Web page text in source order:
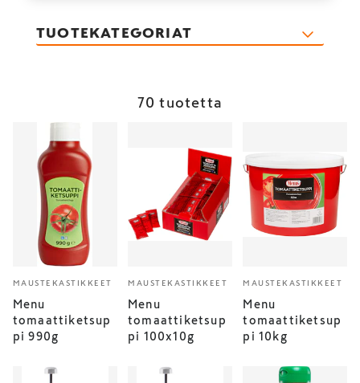
TUOTEKATEGORIAT
70 tuotetta
MAUSTEKASTIKKEET
Menu
tomaattiketsup
pi 990g
MAUSTEKASTIKKEET
Menu
tomaattiketsup
pi 100x10g
MAUSTEKASTIKKEET
Menu
tomaattiketsup
pi 10kg